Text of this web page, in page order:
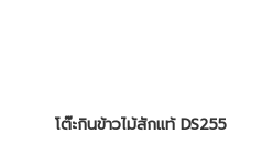
โต๊ะกินข้าวไม้สักแท้ DS255